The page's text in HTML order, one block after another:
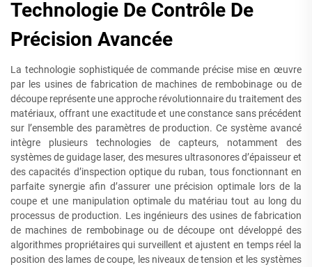
Technologie De Contrôle De
Précision Avancée
La technologie sophistiquée de commande précise mise en œuvre
par les usines de fabrication de machines de rembobinage ou de
découpe représente une approche révolutionnaire du traitement des
matériaux, offrant une exactitude et une constance sans précédent
sur l’ensemble des paramètres de production. Ce système avancé
intègre plusieurs technologies de capteurs, notamment des
systèmes de guidage laser, des mesures ultrasonores d’épaisseur et
des capacités d’inspection optique du ruban, tous fonctionnant en
parfaite synergie afin d’assurer une précision optimale lors de la
coupe et une manipulation optimale du matériau tout au long du
processus de production. Les ingénieurs des usines de fabrication
de machines de rembobinage ou de découpe ont développé des
algorithmes propriétaires qui surveillent et ajustent en temps réel la
position des lames de coupe, les niveaux de tension et les systèmes